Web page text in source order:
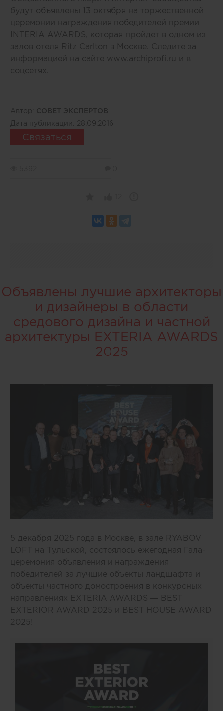
будут объявлены 13 октября на торжественной
церемонии награждения победителей премии
INTERIA AWARDS, которая пройдет в одном из
залов отеля Ritz Carlton в Москве. Следите за
информацией на сайте www.archiprofi.ru и в
соцсетях.
Автор: СОВЕТ ЭКСПЕРТОВ
Дата публикации:
28.09.2016
Связаться
Объявлены лучшие архитекторы
и дизайнеры в области
средового дизайна и частной
архитектуры EXTERIA AWARDS
2025
5 декабря 2025 года в Москве, в зале RYABOV
LOFT на Тульской, состоялось ежегодная Гала-
церемония объявления и награждения
победителей за лучшие объекты ландшафта и
объекты частного домостроения в конкурсных
направлениях EXTERIA AWARDS — BEST
EXTERIOR AWARD 2025 и BEST HOUSE AWARD
2025!